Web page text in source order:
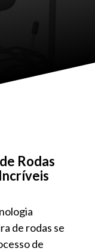
Rodas
de rodas se
de